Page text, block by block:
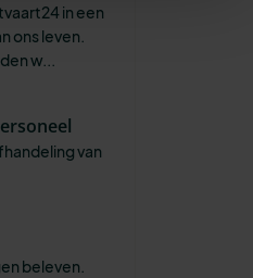
in een
ons leven.
w...
van
beleven.